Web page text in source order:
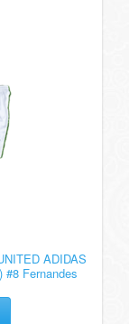
ADIDAS
#8 Fernandes